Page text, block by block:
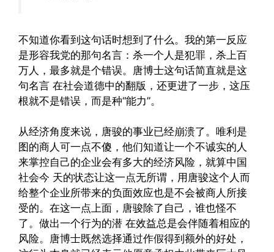
不知道你看到这句话时想到了什么。我的第一反应
是形容我党的那句名言：杀一个人是犯罪，杀上百
万人，最多就是个错误。唐博士这句话简直就是这
句名言 在社会道德中的翻版，还更进了一步，这压
根就不是错误，而是种“能力”。
从经济角度来说，唐骏的事业已经崩溃了。唯利是
图的商人可一点不傻，他们知道让一个不诚实的人
来掌控自己的企业会有多大的经济风险，就算中国
社会今 天的状态让这一点无所谓，用唐骏这个人而
给整个企业所带来的负面效应也是不会被商人所接
受的。在这一点上面，唐骏除了自己，谁也怪不
了。做出一个行为的潜 在效益总是会伴随着相应的
风险。唐博士既然选择通过作假得到额外的好处，